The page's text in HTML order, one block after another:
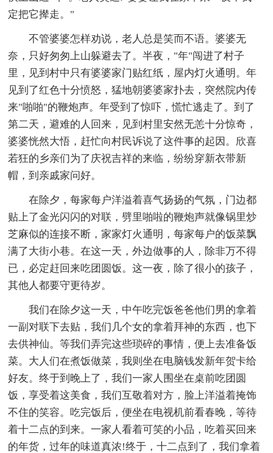
定把它撵走。"
不管婆婆怎样劝说，老人总是笑而不语。婆婆无
奈，只好匆匆上山躲避去了。半夜，"年"闯进了村子
里，见到村中只有婆婆家门贴红纸，屋内灯火通明。年
见到了红色十分愤怒，猛地朝婆婆家扑去，突然院内传
来"啪啪"的鞭炮声。年受到了惊吓，慌忙逃走了。到了
第二天，避难的人回来，见到村里安然无恙十分惊奇，
婆婆恍然大悟，赶忙向村民诉说了这件事的起因。欣喜
若狂的乡亲们为了庆祝吉祥的来临，纷纷穿新衣带新
帽，到亲戚家问好。
在除夕，每家每户洋溢着喜气扬扬的气氛，门边都
贴上了金光闪闪的对联，劈里啪啦的鞭炮声就像锅里炒
芝麻似的连接不断，家家灯火通明，每家每户的饭菜飘
满了大街小巷。在这一天，外边做事的人，除非万不得
已，必定赶回来吃团圆饭。这一夜，除了很小的孩子，
其他人都要守更待岁。
我们在除夕这一天，中午吃完饭爸爸他们男的拿着
一副对联下去贴，我们几个女的拿着拜神的东西，也下
去供神仙。等我们弄完这些琐碎的事情，便上去准备饭
菜。大人们在煮饭做菜，我则坐在电脑钱发新年贺卡给
好友。终于到晚上了，我们一家人围坐在桌前吃团圆
饭，享受着这美食，我们互敬着对方，脸上洋溢着掩饰
不住的笑容。吃完饭后，便坐在电视机前看春晚，等待
着十二点的到来。一家人看着可笑的小品，吃着买回来
的年货，过年的味道真浓!终于，十二点到了，我们拿着